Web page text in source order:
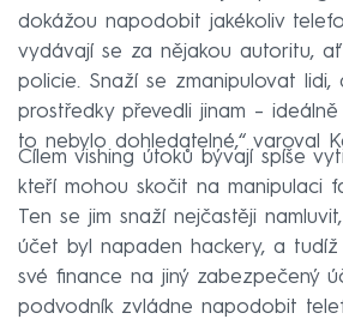
dokážou napodobit jakékoliv
vydávají se za nějakou autoritu,
policie. Snaží se zmanipulovat lidi,
prostředky převedli jinam –
to nebylo dohledatelné,“ varoval
Cílem vishing útoků bývají spíše
kteří mohou skočit na manipulaci
Ten se jim snaží nejčastěji
účet byl napaden hackery, a tudíž
své finance na jiný zabezpečený
podvodník zvládne napodobit